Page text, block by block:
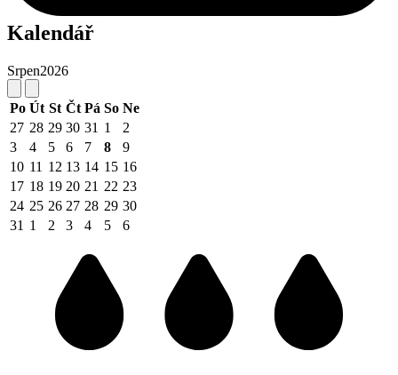
Kalendář
Srpen2026
Po Út St Čt Pá So Ne
27 28 29 30 31 1
2
3
4 5 6 7 8
9
10 11 12 13 14 15 16
17 18 19 20 21 22 23
24 25 26 27 28 29 30
31 1 2 3 4 5 6